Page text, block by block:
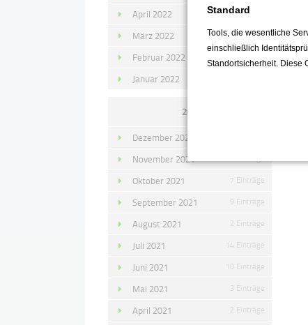
April 2022 8 Einträge
März 2022 15 Einträge
Februar 2022
Januar 2022
2021
Dezember 2021
November 2021
Oktober 2021 7 Einträge
September 2021 9 Einträge
August 2021 2 Einträge
Juli 2021 14 Einträge
Juni 2021 10 Einträge
Mai 2021 3 Einträge
April 2021 2 Einträge
Standard
Tools, die wesentliche
einschließlich
Standortsicherheit. Diese